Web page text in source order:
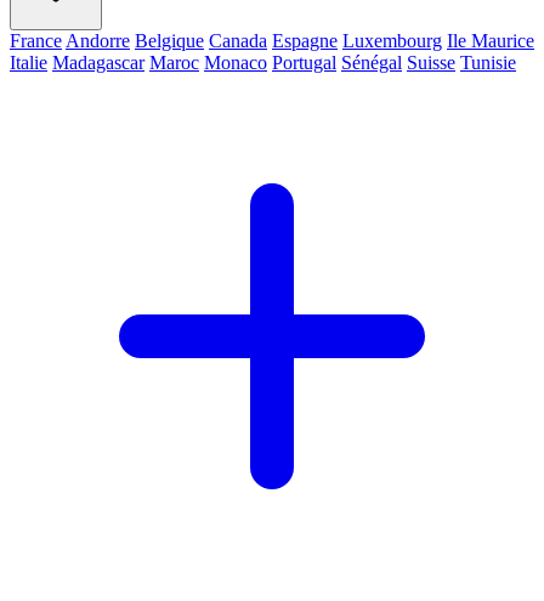
France Andorre Belgique Canada Espagne Luxembourg Ile Maurice
Italie Madagascar Maroc Monaco Portugal Sénégal Suisse Tunisie